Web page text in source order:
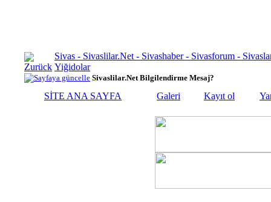
Sivas - Sivaslilar.Net - Sivashaber - Sivasforum -
Yiğidolar
Sivaslilar.Net Bilgilendirme Mesaj?
SİTE ANA SAYFA Galeri Kayıt ol